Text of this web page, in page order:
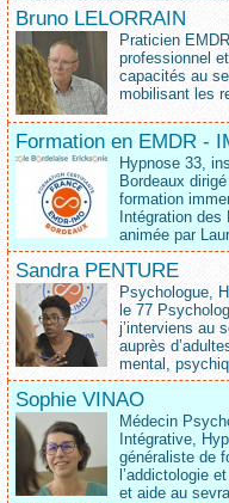
Bruno LELORRAIN
Praticien
professionnel
capacités au
mobilisant les
Formation en EMDR -
Hypnose 33,
Bordeaux
formation
Intégration
animée par
Sandra PENTURE
Psychologue,
le 77
j’interviens au
auprès
mental,
Sophie VINAO
Médecin
Intégrative,
généraliste de
l’addictologie
et aide au